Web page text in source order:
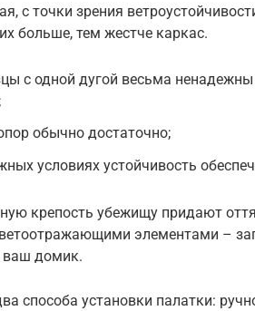
с точки зрения
больше, тем жестче каркас.
с одной дугой весьма
обычно достаточно;
условиях устойчивость
крепость убежищу придают
элементами –
ваш домик.
способа установки палатки: